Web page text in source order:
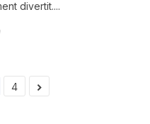
divertit....
4